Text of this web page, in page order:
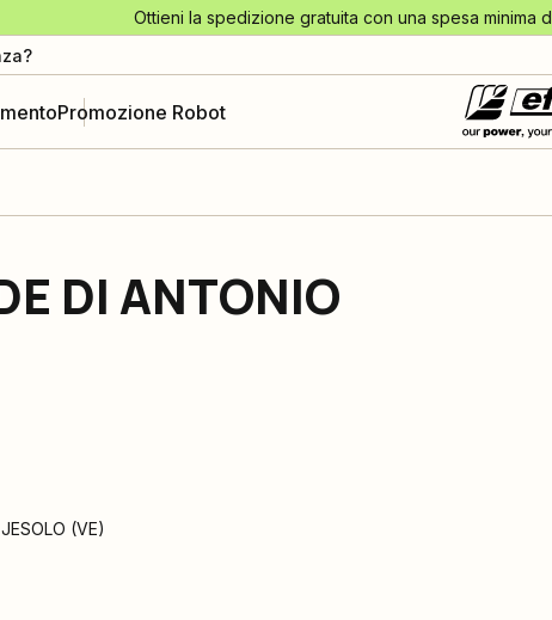
Ottieni la spedizione gratuita con una spesa minima
Promozione Robot
DI ANTONIO
JESOLO (VE)